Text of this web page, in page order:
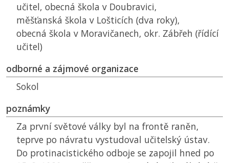
učitel, obecná škola v Doubravici,
měšťanská škola v Lošticích (dva roky),
obecná škola v Moravičanech, okr. Zábřeh (řídící
učitel)
odborné a zájmové organizace
Sokol
poznámky
Za první světové války byl na frontě raněn,
teprve po návratu vystudoval učitelský ústav.
Do protinacistického odboje se zapojil hned po